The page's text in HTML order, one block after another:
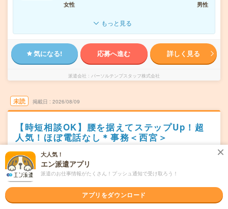
女性
男性
もっと見る
気になる! 応募へ進む 詳しく見る
派遣会社 パーソルテンプスタッフ株式会社
未読 掲載日 2026/08/09
【時短相談OK】腰を据えてステップUp！超
人気！ほぼ電話なし＊事務＜西宮＞
職種未経験OK
派遣
勤務地
西宮駅から徒歩12分／香櫨園駅から徒歩14分
大人気！
エン派遣アプリ
派遣のお仕事情報がたくさん！プッシュ通知で受け取ろう！
アプリをダウンロード